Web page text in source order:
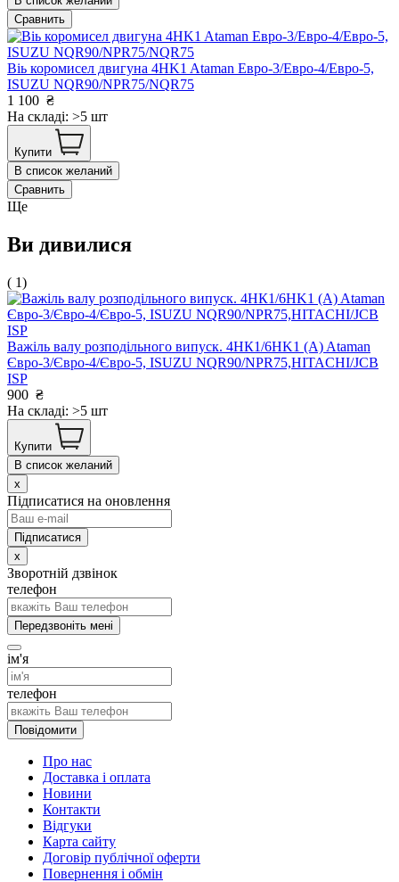
Сравнить
Віь коромисел двигуна 4HK1 Ataman Евро-3/Евро-4/Евро-5,
ISUZU NQR90/NPR75/NQR75
1 100 ₴
На складі: >5 шт
Купити
В список желаний
Сравнить
Ще
Ви дивилися
( 1)
Важіль валу розподільного випуск. 4HК1/6HK1 (А) Ataman
Євро-3/Євро-4/Євро-5, ISUZU NQR90/NPR75,HITACHI/JCB
ISP
900 ₴
На складі: >5 шт
Купити
В список желаний
x
Підписатися на оновлення
x
Зворотній дзвінок
телефон
Передзвоніть мені
ім'я
телефон
Повідомити
Про нас
Доставка і оплата
Новини
Контакти
Відгуки
Карта сайту
Договір публічної оферти
Повернення і обмін